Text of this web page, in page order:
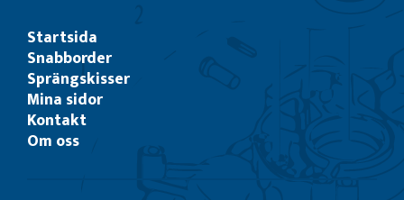
Startsida
Snabborder
Sprängskisser
Mina sidor
Kontakt
Om oss